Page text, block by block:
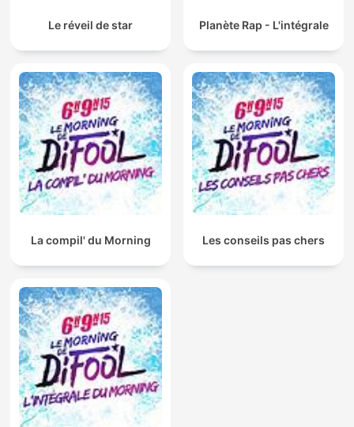
Le réveil de star Planète Rap - L'intégrale
La compil' du Morning Les conseils pas chers